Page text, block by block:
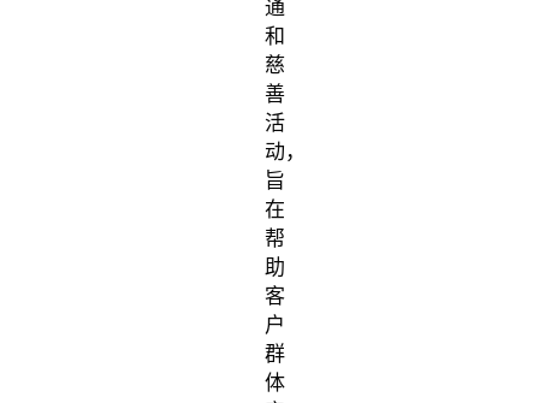
通
和
慈
善
活
动，
旨
在
帮
助
客
户
群
体